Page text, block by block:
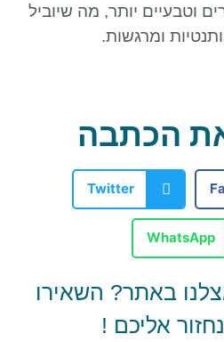
וטבעיים יותר, מה שיוביל
ומרגשות.
הכתבה
Twitter
WhatsApp
באתר? השאירו
אליכם !